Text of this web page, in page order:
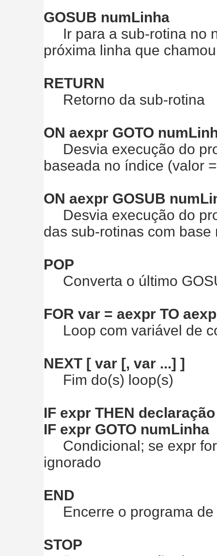
GOSUB numLinha
Ir para a sub-rotina no
próxima linha que
RETURN
Retorno da sub-rotina
ON aexpr GOTO
Desvia execução do
baseada no índice (valor
ON aexpr GOSUB
Desvia execução do
das sub-rotinas com
POP
Converta o último
FOR var = aexpr TO
Loop com variável de
NEXT [ var [, var ...] ]
Fim do(s) loop(s)
IF expr THEN declaração
IF expr GOTO numLinha
Condicional; se expr
ignorado
END
Encerre o programa de
STOP